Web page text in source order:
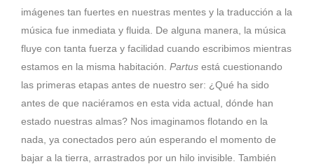
imágenes tan fuertes en nuestras mentes y la traducción a la
música fue inmediata y fluida. De alguna manera, la música
fluye con tanta fuerza y ​​facilidad cuando escribimos mientras
estamos en la misma habitación. Partus está cuestionando
las primeras etapas antes de nuestro ser: ¿Qué ha sido
antes de que naciéramos en esta vida actual, dónde han
estado nuestras almas? Nos imaginamos flotando en la
nada, ya conectados pero aún esperando el momento de
bajar a la tierra, arrastrados por un hilo invisible. También